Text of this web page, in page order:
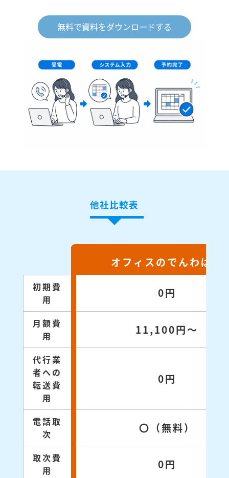
無料で資料をダウンロードする
他社比較表
オフィスのでんわばん
初期費
用
0円
月額費
用
11,100円～
代行業
者への
転送費
用
0円
電話取
次
〇（無料）
取次費
用
0円